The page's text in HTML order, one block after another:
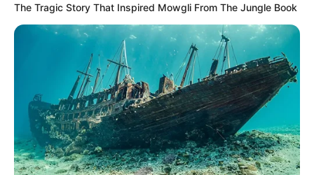
The Tragic Story That Inspired Mowgli From The Jungle Book